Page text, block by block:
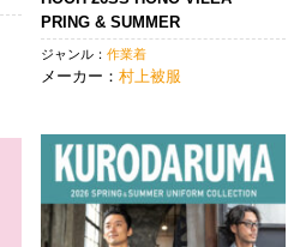
PRING & SUMMER
ジャンル：作業着
メーカー：村上被服